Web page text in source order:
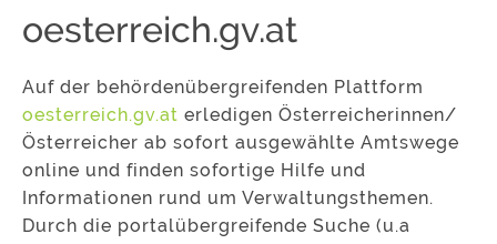
oesterreich.gv.at
Auf der behördenübergreifenden Plattform
oesterreich.gv.at erledigen Österreicherinnen/
Österreicher ab sofort ausgewählte Amtswege
online und finden sofortige Hilfe und
Informationen rund um Verwaltungsthemen.
Durch die portalübergreifende Suche (u.a